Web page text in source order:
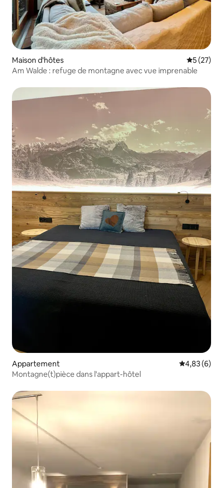
Maison d'hôtes
5 (27)
Am Walde : refuge de montagne avec vue imprenable
Appartement Évaluation
4,83 (6)
Montagne(t)pièce dans l'appart-hôtel